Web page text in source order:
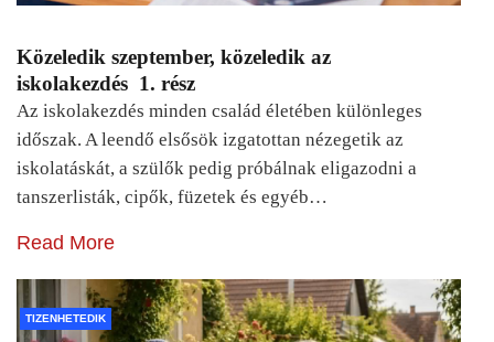
Közeledik szeptember, közeledik az
iskolakezdés 1. rész
Az iskolakezdés minden család életében különleges
időszak. A leendő elsősök izgatottan nézegetik az
iskolatáskát, a szülők pedig próbálnak eligazodni a
tanszerlisták, cipők, füzetek és egyéb…
Read More
TIZENHETEDIK